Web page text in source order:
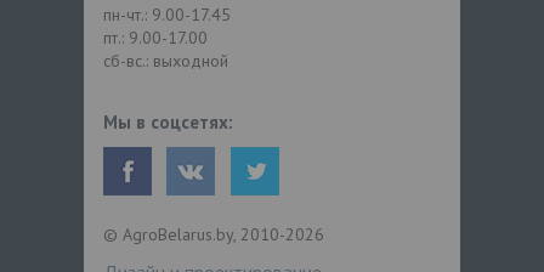
пн-чт.: 9.00-17.45
пт.: 9.00-17.00
сб-вс.: выходной
Мы в соцсетях:
© AgroBelarus.by, 2010-2026